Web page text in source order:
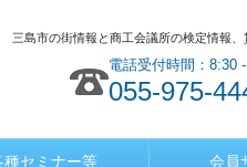
三島市の街情報と商工会議所の検定情報
電話受付時間：8:30
055-975-
種セミナー等 会員